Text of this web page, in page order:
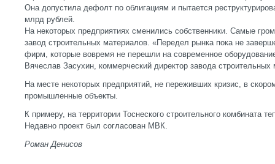
Она допустила дефолт по облигациям и пытается
млрд рублей.
На некоторых предприятиях сменились собственники. Самые
завод строительных материалов. «Передел рынка пока не
фирм, которые вовремя не перешли на современное
Вячеслав Засухин, коммерческий директор завода
На месте некоторых предприятий, не переживших кризис, в
промышленные объекты.
К примеру, на территории Тоснеского строительного комбината
Недавно проект был согласован МВК.
Роман Денисов